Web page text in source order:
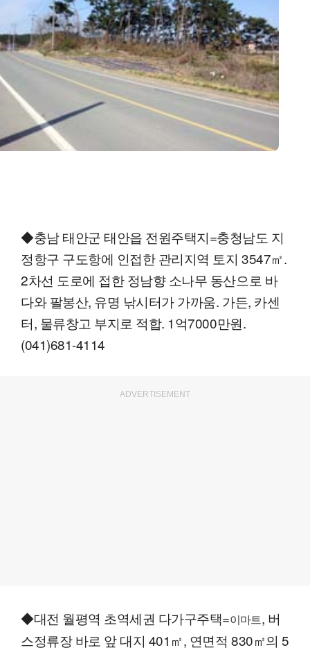
◆충남 태안군 태안읍 전원주택지=충청남도 지
정항구 구도항에 인접한 관리지역 토지 3547㎡.
2차선 도로에 접한 정남향 소나무 동산으로 바
다와 팔봉산, 유명 낚시터가 가까움. 가든, 카센
터, 물류창고 부지로 적합. 1억7000만원.
(041)681-4114
ADVERTISEMENT
◆대전 월평역 초역세권 다가구주택=이마트, 버
스정류장 바로 앞 대지 401㎡, 연면적 830㎡의 5